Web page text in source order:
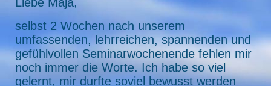
selbst 2 Wochen nach unserem
umfassenden, lehrreichen, spannenden und
gefühlvollen Seminarwochenende fehlen mir
noch immer die Worte. Ich habe so viel
gelernt, mir durfte soviel bewusst werden